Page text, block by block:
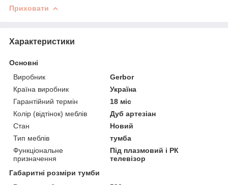
Приховати
Характеристики
Основні
Виробник
Gerbor
Країна виробник
Україна
Гарантійний термін
18 міс
Колір (відтінок) меблів
Дуб артезіан
Стан
Новий
Тип меблів
тумба
Функціональне
призначення
Під плазмовий і РК
телевізор
Габаритні розміри тумби